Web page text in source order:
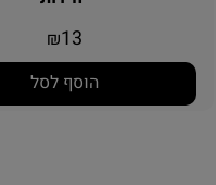
₪ 13
הוסף לסל